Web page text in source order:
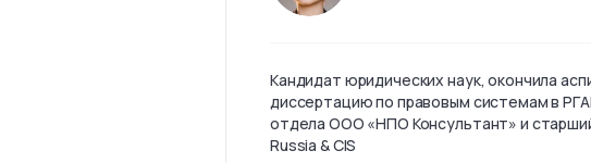
Кандидат юридических наук, окончила
диссертацию по правовым системам в
отдела ООО «НПО Консультант» и
Russia & CIS